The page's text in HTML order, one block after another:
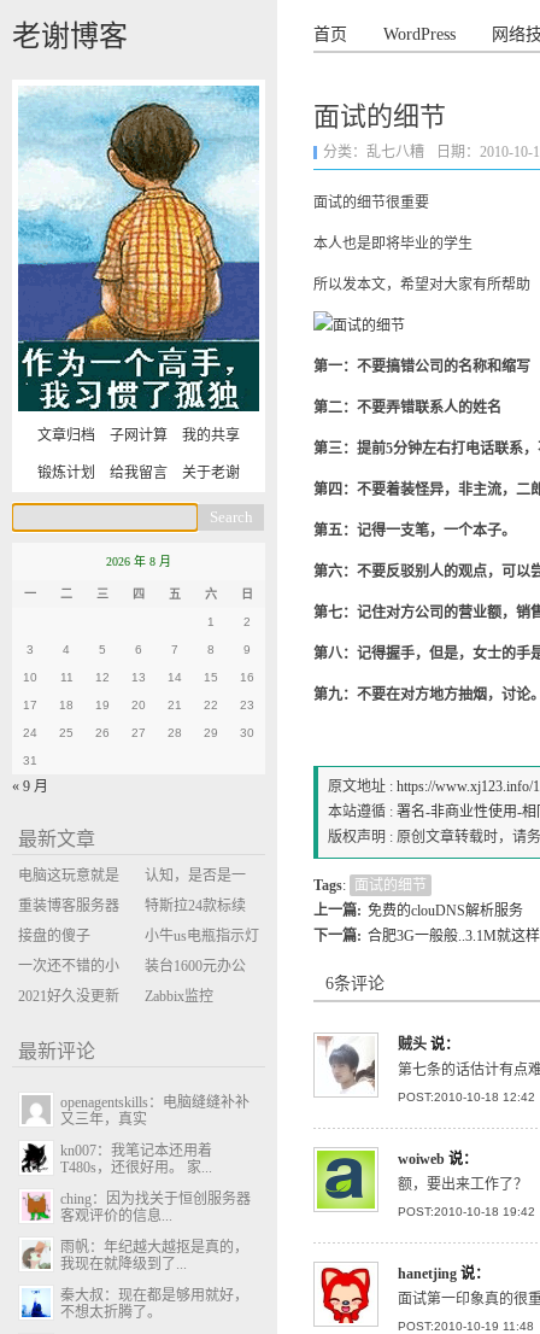
老谢博客 首页 WordPress 网络
面试的细节
分类： 乱七八糟 日期：2010-10-
面试的细节很重要
本人也是即将毕业的学生
所以发本文，希望对大家有所帮助
第一：不要搞错公司的名称和缩写
第二：不要弄错联系人的姓名
第三：提前5分钟左右打电话联系
第四：不要着装怪异，非主流，二
第五：记得一支笔，一个本子。
第六：不要反驳别人的观点，可以
第七：记住对方公司的营业额，销
第八：记得握手，但是，女士的手
第九：不要在对方地方抽烟，讨论
原文地址 :https://www.xj123.info/
本站遵循 :署名-非商业性使用-相
版权声明 : 原创文章转载时，请
Tags: 面试的细节
上一篇: 免费的clouDNS解析服务
下一篇: 合肥3G一般般..3.1M就这
6条评论
贼头 说：
第七条的话估计有点
POST:2010-10-18 12:42
woiweb 说：
额，要出来工作了？
POST:2010-10-18 19:42
hanetjing 说：
面试第一印象真的很
POST:2010-10-19 11:48
文章归档 子网计算 我的共享
锻炼计划 给我留言 关于老谢
2026 年 8 月
一 二 三 四 五 六 日
1 2
3 4 5 6 7 8 9
10 11 12 13 14 15 16
17 18 19 20 21 22 23
24 25 26 27 28 29 30
31
« 9 月
最新文章
电脑这玩意就是
缝缝补补的事
认知，是否是一
座大山？当架构
决策变成配置清
单比价
重装博客服务器
环境
特斯拉24款标续
Model Y 2万公里
使用体验
接盘的傻子
小牛us电瓶指示灯
闪三次不上电
一次还不错的小
米售后体验
装台1600元办公
主机
2021好久没更新
Zabbix监控
最新评论
openagentskills：电脑缝缝补补
又三年，真实
kn007：我笔记本还用着
T480s，还很好用。 家...
ching：因为找关于恒创服务器
客观评价的信息...
雨帆：年纪越大越抠是真的，
我现在就降级到了...
秦大叔：现在都是够用就好，
不想太折腾了。